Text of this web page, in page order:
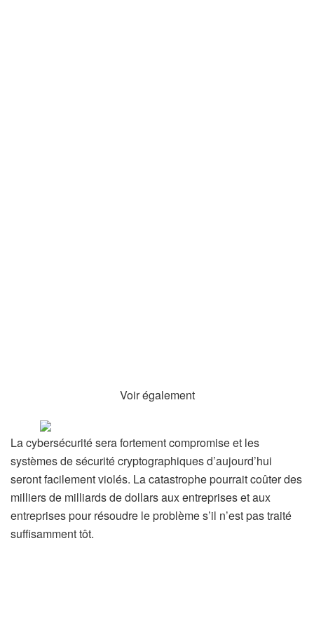
Voir également
La cybersécurité sera fortement compromise et les
systèmes de sécurité cryptographiques d’aujourd’hui
seront facilement violés. La catastrophe pourrait coûter des
milliers de milliards de dollars aux entreprises et aux
entreprises pour résoudre le problème s’il n’est pas traité
suffisamment tôt.